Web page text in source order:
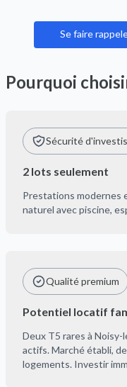
Se faire
Pourquoi
Sécurité
2 lots seulement
Prestations modernes
naturel avec piscine,
Qualité premium
Potentiel locatif
Deux T5 rares à
actifs. Marché établi,
logements. Investir